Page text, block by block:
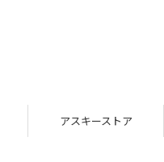
アスキーストア